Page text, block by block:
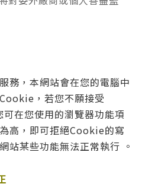
務，本網站會在您的電腦中
，若您不願接受
在您使用的瀏覽器功能項
高，即可拒絕Cookie的寫
站某些功能無法正常執行 。